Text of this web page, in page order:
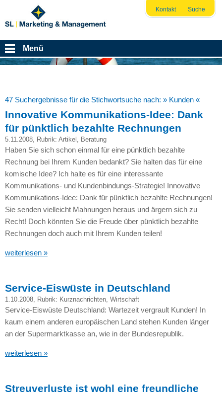
Kontakt Suche
Menü
47 Suchergebnisse für die Stichwortsuche nach: » Kunden «
Innovative Kommunikations-Idee: Dank
für pünktlich bezahlte Rechnungen
5.11.2008, Rubrik: Artikel , Beratung
Haben Sie sich schon einmal für eine pünktlich bezahlte
Rechnung bei Ihrem Kunden bedankt? Sie halten das für eine
komische Idee? Ich halte es für eine interessante
Kommunikations- und Kundenbindungs-Strategie! Innovative
Kommunikations-Idee: Dank für pünktlich bezahlte Rechnungen!
Sie senden vielleicht Mahnungen heraus und ärgern sich zu
Recht! Doch könnten Sie die Freude über pünktlich bezahlte
Rechnungen doch auch mit Ihrem Kunden teilen!
weiterlesen »
Service-Eiswüste in Deutschland
1.10.2008, Rubrik: Kurznachrichten, Wirtschaft
Service-Eiswüste Deutschland: Wartezeit vergrault Kunden! In
kaum einem anderen europäischen Land stehen Kunden länger
an der Supermarktkasse an, wie in der Bundesrepublik.
weiterlesen »
Streuverluste ist wohl eine freundliche